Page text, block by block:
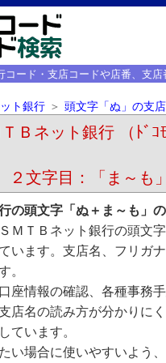
コード・支店コードや店番、支店
ト銀行 頭文字「ぬ」の支
Ｂネット銀行 （ﾄﾞｺ
文字目：「ま～も」
の頭文字「ぬ＋ま～も」
ＭＴＢネット銀行の頭文
います。支店名、フリガ
。
座情報の確認、各種事務
店名の読み方が分かりに
ています。
い場合に使いやすいよう